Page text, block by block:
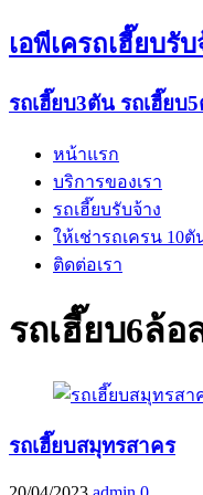
เอพีเครถเฮี๊ยบรับ
รถเฮี๊ยบ3ตัน รถเฮี๊ย
หน้าแรก
บริการของเรา
รถเฮี๊ยบรับจ้าง
ให้เช่ารถเครน 10
ติดต่อเรา
รถเฮี๊ยบ6ล้
รถเฮี๊ยบสมุทรสาคร